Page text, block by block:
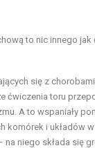
to nic innego
się z
ćwiczenia toru
A to wspaniały
i układów
niego składa się